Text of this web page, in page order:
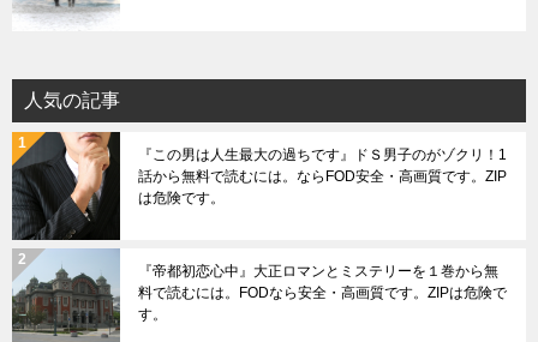
人気の記事
『この男は人生最大の過ちです』ドＳ男子のがゾクリ！1
話から無料で読むには。ならFOD安全・高画質です。ZIP
は危険です。
『帝都初恋心中』大正ロマンとミステリーを１巻から無
料で読むには。FODなら安全・高画質です。ZIPは危険で
す。